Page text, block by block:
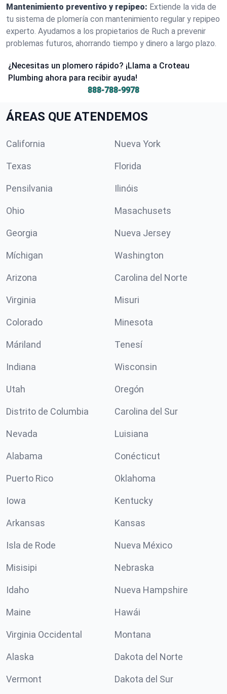
Mantenimiento preventivo y repipeo: Extiende la vida de
tu sistema de plomería con mantenimiento regular y repipeo
experto. Ayudamos a los propietarios de Ruch a prevenir
problemas futuros, ahorrando tiempo y dinero a largo plazo.
¿Necesitas un plomero rápido? ¡Llama a Croteau
Plumbing ahora para recibir ayuda!
888-788-9978
ÁREAS QUE ATENDEMOS
California Nueva York
Texas Florida
Pensilvania Ilinóis
Ohio Masachusets
Georgia Nueva Jersey
Míchigan Washington
Arizona Carolina del Norte
Virginia Misuri
Colorado Minesota
Máriland Tenesí
Indiana Wisconsin
Utah Oregón
Distrito de Columbia Carolina del Sur
Nevada Luisiana
Alabama Conécticut
Puerto Rico Oklahoma
Iowa Kentucky
Arkansas Kansas
Isla de Rode Nueva México
Misisipi Nebraska
Idaho Nueva Hampshire
Maine Hawái
Virginia Occidental Montana
Alaska Dakota del Norte
Vermont Dakota del Sur